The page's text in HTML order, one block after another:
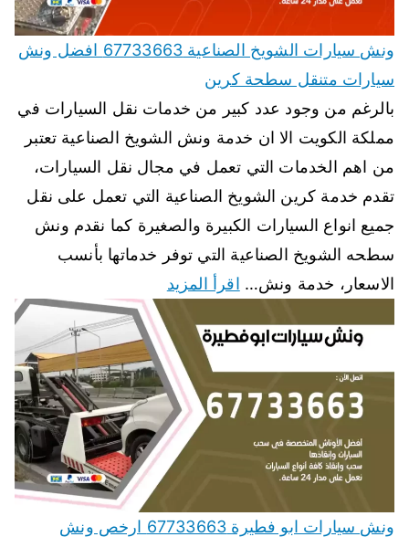
ونش سيارات الشويخ الصناعية 67733663 افضل ونش
سيارات متنقل سطحة كرين
بالرغم من وجود عدد كبير من خدمات نقل السيارات في
مملكة الكويت الا ان خدمة ونش الشويخ الصناعية تعتبر
من اهم الخدمات التي تعمل في مجال نقل السيارات،
تقدم خدمة كرين الشويخ الصناعية التي تعمل على نقل
جميع انواع السيارات الكبيرة والصغيرة كما نقدم ونش
سطحه الشويخ الصناعية التي توفر خدماتها بأنسب
الاسعار، خدمة ونش… اقرأ المزيد
ونش سيارات ابو فطيرة 67733663 ارخص ونش